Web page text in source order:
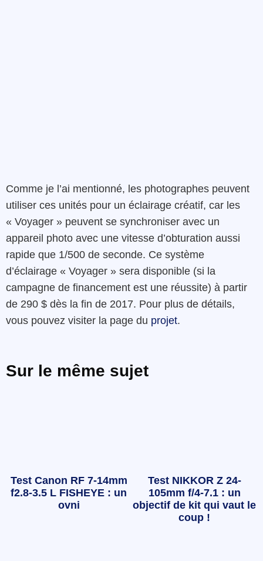
Comme je l’ai mentionné, les photographes peuvent
utiliser ces unités pour un éclairage créatif, car les
« Voyager » peuvent se synchroniser avec un
appareil photo avec une vitesse d’obturation aussi
rapide que 1/500 de seconde. Ce système
d’éclairage « Voyager » sera disponible (si la
campagne de financement est une réussite) à partir
de 290 $ dès la fin de 2017. Pour plus de détails,
vous pouvez visiter la page du projet.
Sur le même sujet
Test Canon RF 7-14mm
f2.8-3.5 L FISHEYE : un
ovni
Test NIKKOR Z 24-
105mm f/4-7.1 : un
objectif de kit qui vaut le
coup !